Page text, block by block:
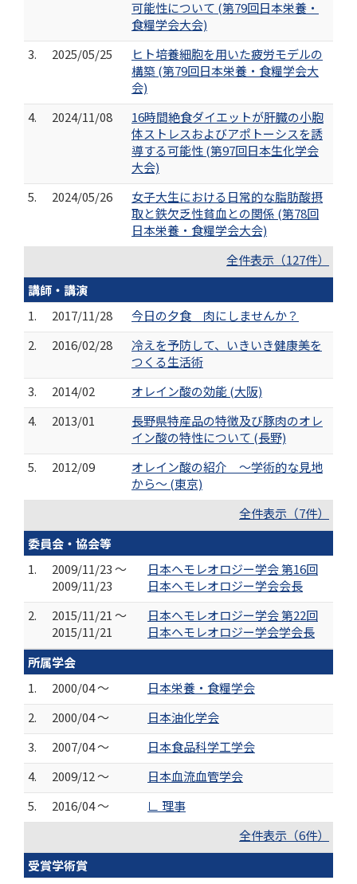
可能性について (第79回日本栄養・
食糧学会大会)
3.
2025/05/25
ヒト培養細胞を用いた疲労モデルの
構築 (第79回日本栄養・食糧学会大
会)
4.
2024/11/08
16時間絶食ダイエットが肝臓の小胞
体ストレスおよびアポトーシスを誘
導する可能性 (第97回日本生化学会
大会)
5.
2024/05/26
女子大生における日常的な脂肪酸摂
取と鉄欠乏性貧血との関係 (第78回
日本栄養・食糧学会大会)
全件表示（127件）
講師・講演
1.
2017/11/28
今日の夕食 肉にしませんか？
2.
2016/02/28
冷えを予防して、いきいき健康美を
つくる生活術
3.
2014/02
オレイン酸の効能 (大阪)
4.
2013/01
長野県特産品の特徴及び豚肉のオレ
イン酸の特性について (長野)
5.
2012/09
オレイン酸の紹介 ～学術的な見地
から～ (東京)
全件表示（7件）
委員会・協会等
1.
2009/11/23 ～
2009/11/23
日本ヘモレオロジー学会 第16回
日本ヘモレオロジー学会会長
2.
2015/11/21 ～
2015/11/21
日本ヘモレオロジー学会 第22回
日本ヘモレオロジー学会学会長
所属学会
1.
2000/04 ～
日本栄養・食糧学会
2.
2000/04 ～
日本油化学会
3.
2007/04 ～
日本食品科学工学会
4.
2009/12 ～
日本血流血管学会
5.
2016/04 ～
∟ 理事
全件表示（6件）
受賞学術賞